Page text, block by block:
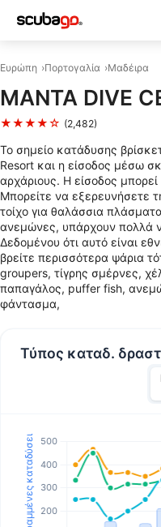
Ευρώπη Πορτογαλία Μαδέιρα
MANTA DIVE
★★★★☆ (2,482)
Το σημείο κατάδυσης
Resort και η είσοδος μέσω
αρχάριους. Η είσοδος
Μπορείτε να εξερευνήσετε
τοίχο για θαλάσσια
ανεμώνες, υπάρχουν πολλά
Δεδομένου ότι αυτό είναι
βρείτε περισσότερα ψάρια
groupers, τίγρης σμέρνες,
παπαγάλος, puffer fish,
φάντασμα,
Τύπος καταδ.